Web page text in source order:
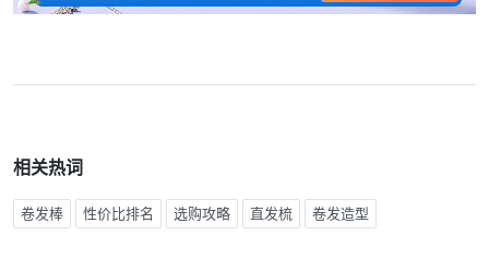
相关热词
卷发棒 性价比排名 选购攻略 直发梳 卷发造型